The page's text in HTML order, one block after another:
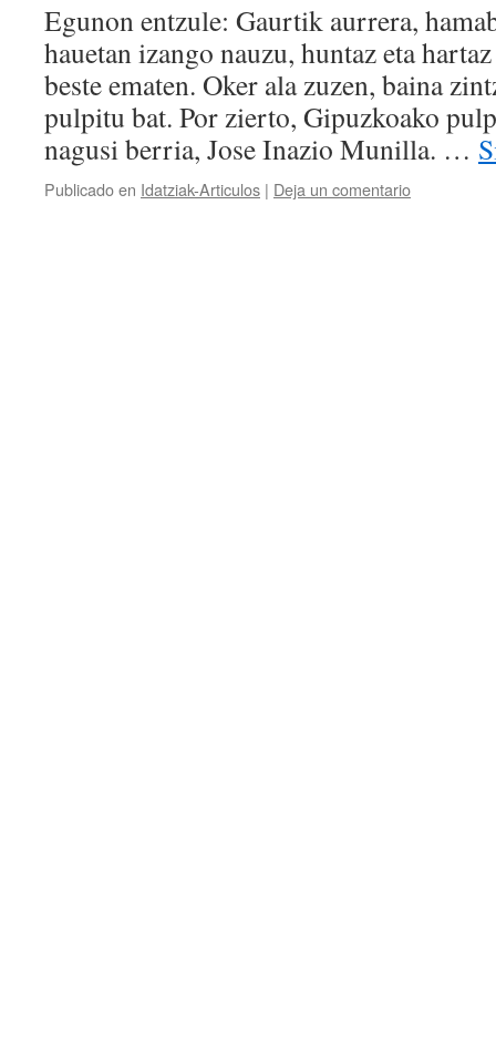
Egunon entzule: Gaurtik aurrera,
hauetan izango nauzu, huntaz eta
beste ematen. Oker ala zuzen, baina
pulpitu bat. Por zierto, Gipuzkoako
nagusi berria, Jose Inazio Munilla. …
Publicado en Idatziak-Articulos | Deja un comentario